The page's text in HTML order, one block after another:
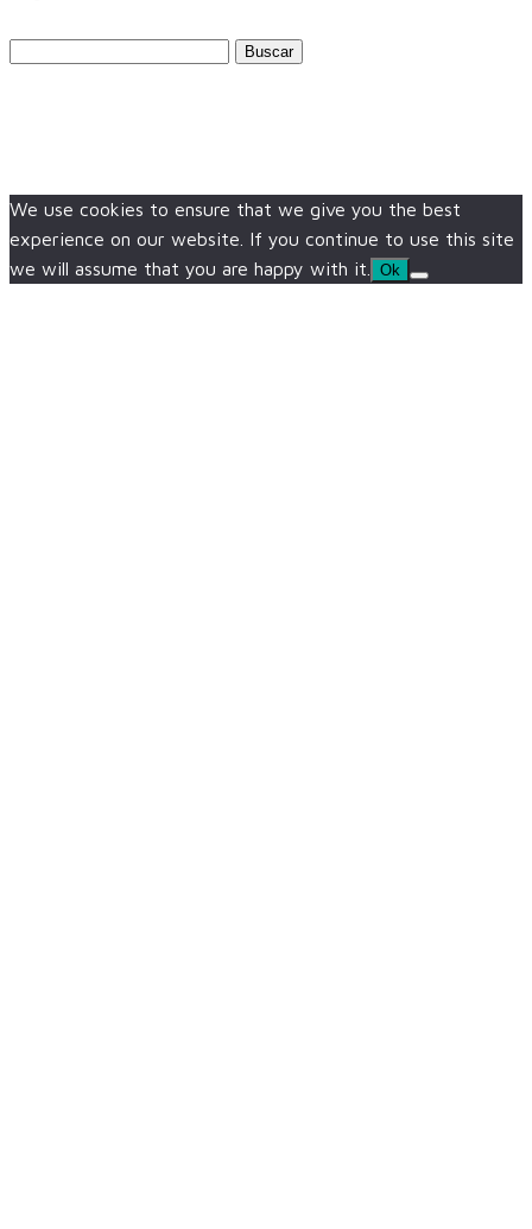
We use cookies to ensure that we give you the best
experience on our website. If you continue to use this site
we will assume that you are happy with it.
Ok